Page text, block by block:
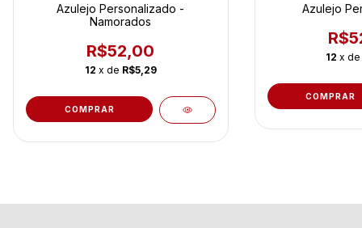
Azulejo Personalizado -
Namorados
R$52,00
12 x de R$5,29
COMPRAR
Azulejo
12 x
COMPRAR